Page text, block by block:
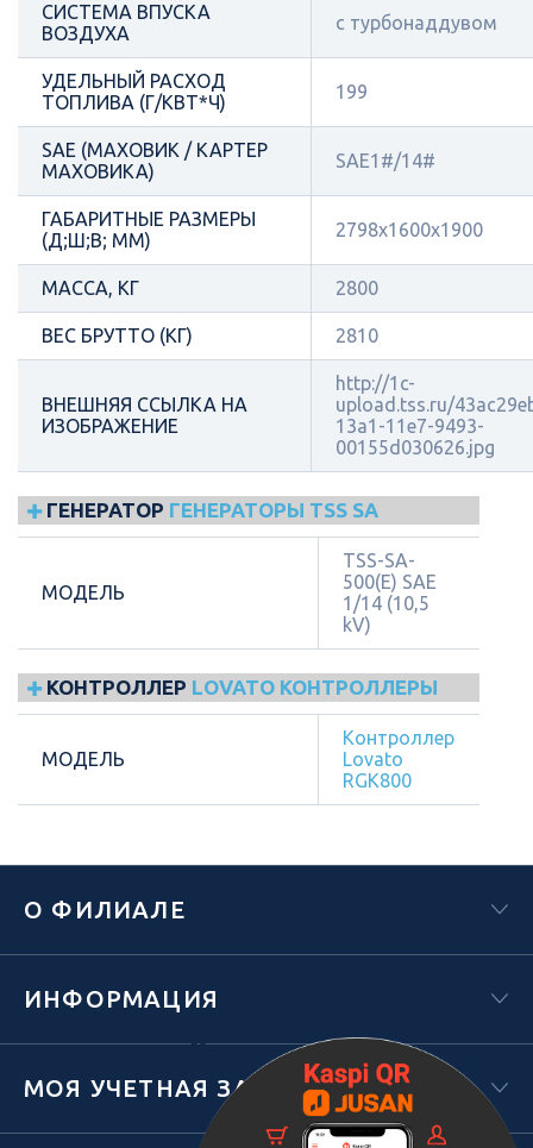
СИСТЕМА ВПУСКА
ВОЗДУХА
с турбонаддувом
УДЕЛЬНЫЙ РАСХОД
ТОПЛИВА (Г/КВТ*Ч)
199
SAE (МАХОВИК / КАРТЕР
МАХОВИКА)
SAE1#/14#
ГАБАРИТНЫЕ РАЗМЕРЫ
(Д;Ш;В; ММ)
2798x1600x1900
МАССА, КГ 2800
ВЕС БРУТТО (КГ) 2810
ВНЕШНЯЯ ССЫЛКА НА
ИЗОБРАЖЕНИЕ
http://1c-
upload.tss.ru/
13a1-11e7-9493-
00155d030626.jpg
ГЕНЕРАТОР ГЕНЕРАТОРЫ TSS SA
МОДЕЛЬ
TSS-SA-
500(E) SAE
1/14 (10,5
kV)
КОНТРОЛЛЕР LOVATO КОНТРОЛЛЕРЫ
МОДЕЛЬ
Контроллер
Lovato
RGK800
Х
О ФИЛИАЛЕ
ИНФОРМАЦИЯ
МОЯ УЧЕТНАЯ ЗАПИСЬ